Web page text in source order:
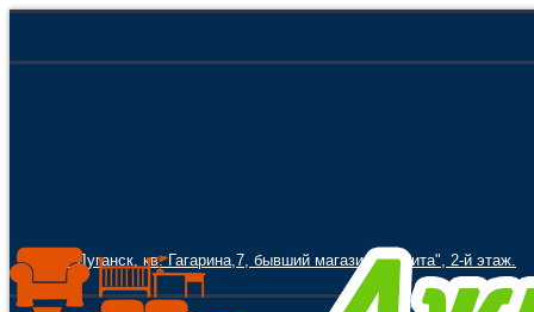
г. Луганск, кв. Гагарина,7, бывший магазин "Орбита", 2-й этаж.